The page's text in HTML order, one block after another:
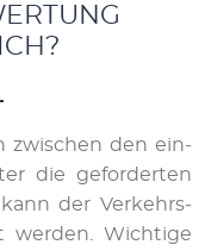
zwi­schen den ein­
die ge­for­der­ten
der Ver­kehrs­
wer­den. Wich­ti­ge